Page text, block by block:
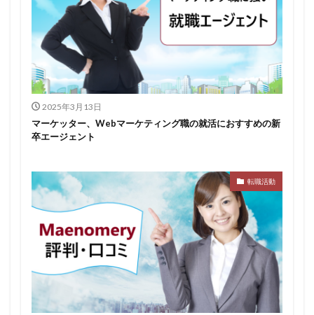
2025年3月13日
マーケッター、Webマーケティング職の就活におすすめの新
卒エージェント
転職活動
マイナビ新卒紹介
マイナビジョブ20'sスカウト
マイナビジョブ20's
マイナビ
マーケティング
やりたくない
やり方がわからない
ホワイト企業ランキング
不人気業界
人生終了
二次面接
二次募集 事務職
九州地方
中小企業
ユニスタイル
一次面接
リクナビ就職エージェント
リクナビ
ランキング
マーケッター
ホワイト企業
シェア
スタートアップ
ディグアップキャリア
ツノル
タイプ
スポナビキャリア
スポチョク
スポチャレ
スポーツフィールド
スポーツ
スカウトサイト
デューダ スーツ
しんどい
シンクトワイス
ジョブラス
ジョブトラ